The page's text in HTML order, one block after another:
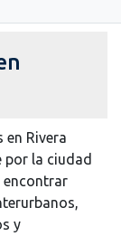
en Rivera
por la ciudad
encontrar
y